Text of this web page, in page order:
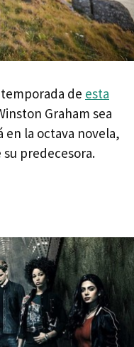
de esta
Graham sea
en la octava novela,
predecesora.